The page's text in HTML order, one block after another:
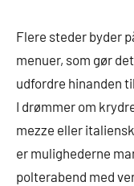
Flere steder byder
menuer, som gør
udfordre hinanden
I drømmer om
mezze eller
er mulighederne
polterabend med